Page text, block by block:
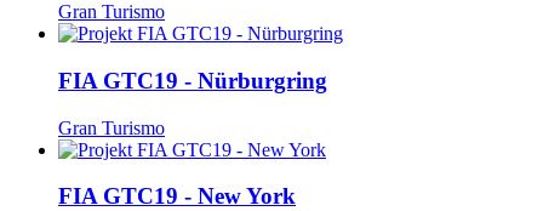
Gran Turismo
FIA GTC19 - Nürburgring
Gran Turismo
FIA GTC19 - New York